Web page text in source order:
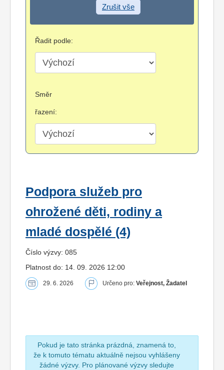
Zrušit vše
Řadit podle:
Směr
řazení:
Podpora služeb pro
ohrožené děti, rodiny a
mladé dospělé (4)
Číslo výzvy: 085
Platnost do: 14. 09. 2026 12:00
29. 6. 2026 Určeno pro: Veřejnost, Žadatel
Pokud je tato stránka prázdná, znamená to,
že k tomuto tématu aktuálně nejsou vyhlášeny
žádné výzvy. Pro plánované výzvy sledujte